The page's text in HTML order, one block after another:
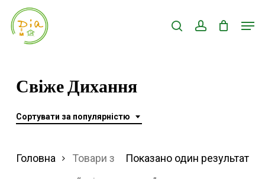
Skip
searchaccount
Свіже Дихання
Сортувати за популярністю
Показано один результат
Головна
Товари з